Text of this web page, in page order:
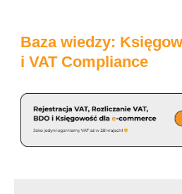
Baza wiedzy:
i VAT Compliance